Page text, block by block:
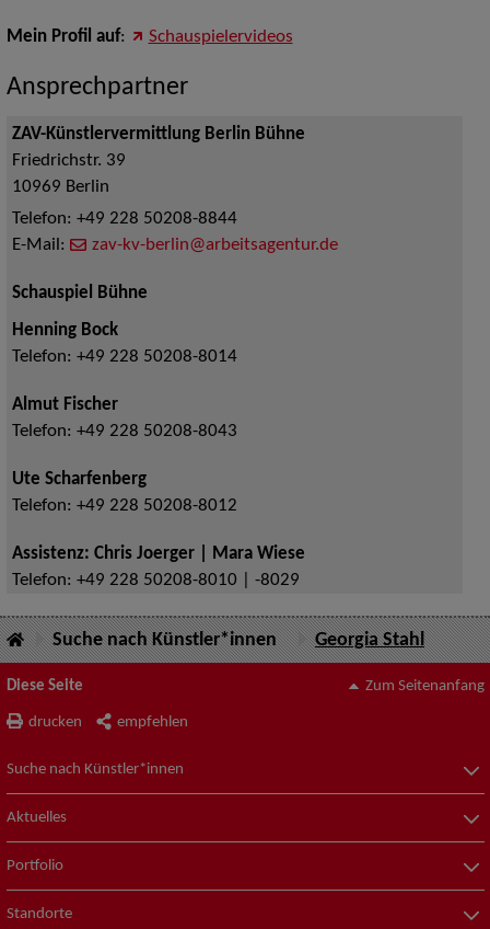
Mein Profil auf: Schauspielervideos
Ansprechpartner
ZAV-Künstlervermittlung Berlin Bühne
Friedrichstr. 39
10969 Berlin
Telefon: +49 228 50208-8844
E-Mail:
zav-kv-berlin@arbeitsagentur.de
Schauspiel Bühne
Henning Bock
Telefon: +49 228 50208-8014
Almut Fischer
Telefon: +49 228 50208-8043
Ute Scharfenberg
Telefon: +49 228 50208-8012
Assistenz: Chris Joerger | Mara Wiese
Telefon: +49 228 50208-8010 | -8029
Suche nach Künstler*innen Georgia Stahl
Diese Seite
drucken empfehlen
Zum Seitenanfang
Suche nach Künstler*innen
Aktuelles
Portfolio
Standorte